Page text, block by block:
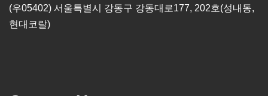
(우05402) 서울특별시 강동구 강동대로177, 202호(성내동,
현대코랄)